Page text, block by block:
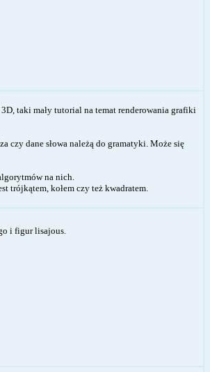
taki mały tutorial na temat renderowania grafiki
czy dane słowa należą do gramatyki. Może się
na nich.
trójkątem, kołem czy też kwadratem.
i figur lisajous.